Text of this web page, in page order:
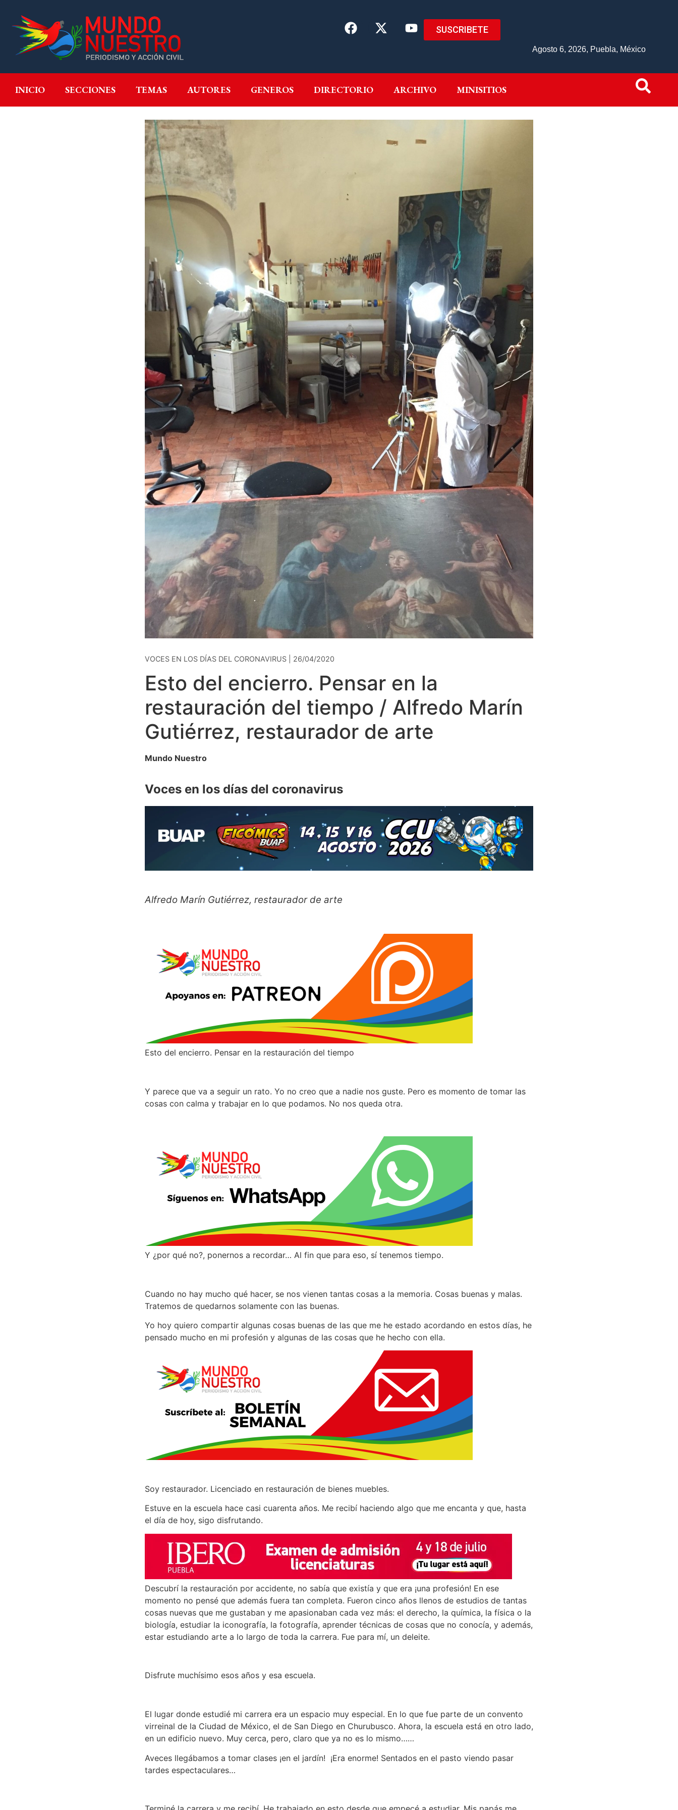
SUSCRIBETE
Agosto 6, 2026, Puebla, México
INICIO SECCIONES TEMAS AUTORES GENEROS DIRECTORIO ARCHIVO MINISITIOS
INICIO SECCIONES GENEROS DIRECTORIO ARCHIVO MINISITIOS
VOCES EN LOS DÍAS DEL CORONAVIRUS | 26/04/2020
Esto del encierro. Pensar en la
restauración del tiempo / Alfredo Marín
Gutiérrez, restaurador de arte
Mundo Nuestro
Voces en los días del coronavirus
Alfredo Marín Gutiérrez, restaurador de arte
Esto del encierro. Pensar en la restauración del tiempo
Y parece que va a seguir un rato. Yo no creo que a nadie nos guste. Pero es momento de tomar las
cosas con calma y trabajar en lo que podamos. No nos queda otra.
Y ¿por qué no?, ponernos a recordar… Al fin que para eso, sí tenemos tiempo.
Cuando no hay mucho qué hacer, se nos vienen tantas cosas a la memoria. Cosas buenas y malas.
Tratemos de quedarnos solamente con las buenas.
Yo hoy quiero compartir algunas cosas buenas de las que me he estado acordando en estos días, he
pensado mucho en mi profesión y algunas de las cosas que he hecho con ella.
Soy restaurador. Licenciado en restauración de bienes muebles.
Estuve en la escuela hace casi cuarenta años. Me recibí haciendo algo que me encanta y que, hasta
el día de hoy, sigo disfrutando.
Descubrí la restauración por accidente, no sabía que existía y que era ¡una profesión! En ese
momento no pensé que además fuera tan completa. Fueron cinco años llenos de estudios de tantas
cosas nuevas que me gustaban y me apasionaban cada vez más: el derecho, la química, la física o la
biología, estudiar la iconografía, la fotografía, aprender técnicas de cosas que no conocía, y además,
estar estudiando arte a lo largo de toda la carrera. Fue para mí, un deleite.
Disfrute muchísimo esos años y esa escuela.
El lugar donde estudié mi carrera era un espacio muy especial. En lo que fue parte de un convento
virreinal de la Ciudad de México, el de San Diego en Churubusco. Ahora, la escuela está en otro lado,
en un edificio nuevo. Muy cerca, pero, claro que ya no es lo mismo……
Aveces llegábamos a tomar clases ¡en el jardín! ¡Era enorme! Sentados en el pasto viendo pasar
tardes espectaculares…